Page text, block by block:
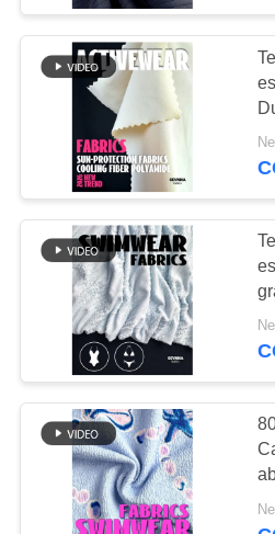
SITE
PRIVACY
POLICY
Tela de
tela
roupa de
eco
Tela da
à